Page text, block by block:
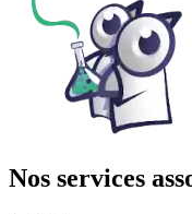
Nos services